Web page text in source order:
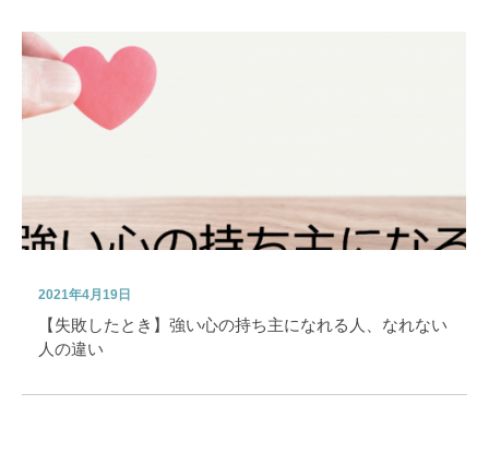
2021年4月19日
【失敗したとき】強い心の持ち主になれる人、なれない
人の違い